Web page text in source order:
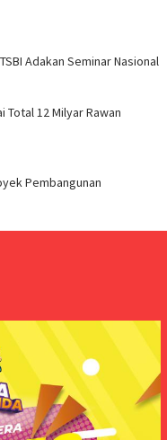
Adakan Seminar Nasional
Total 12 Milyar Rawan
Pembangunan